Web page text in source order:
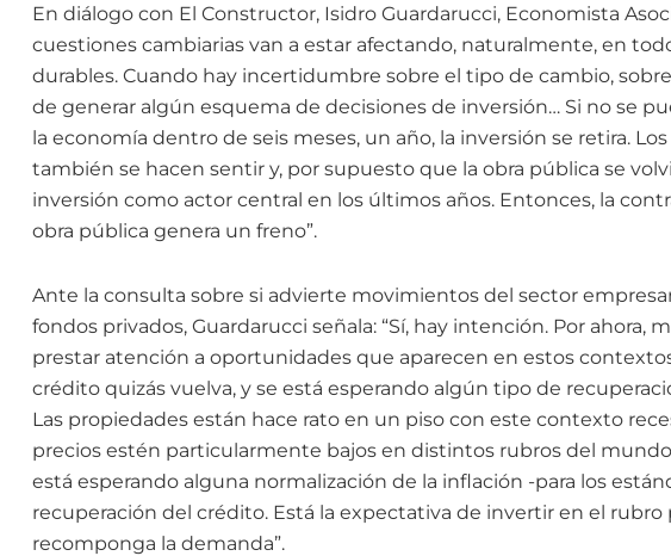
En diálogo con El Constructor, Isidro Guardarucci, Economista
cuestiones cambiarias van a estar afectando, naturalmente, en
durables. Cuando hay incertidumbre sobre el tipo de cambio,
de generar algún esquema de decisiones de inversión… Si no se
la economía dentro de seis meses, un año, la inversión se retira.
también se hacen sentir y, por supuesto que la obra pública se
inversión como actor central en los últimos años. Entonces, la
obra pública genera un freno”.
Ante la consulta sobre si advierte movimientos del sector
fondos privados, Guardarucci señala: “Sí, hay intención. Por ahora,
prestar atención a oportunidades que aparecen en estos
crédito quizás vuelva, y se está esperando algún tipo de
Las propiedades están hace rato en un piso con este contexto
precios estén particularmente bajos en distintos rubros del
está esperando alguna normalización de la inflación -para los
recuperación del crédito. Está la expectativa de invertir en el rubro
recomponga la demanda”.